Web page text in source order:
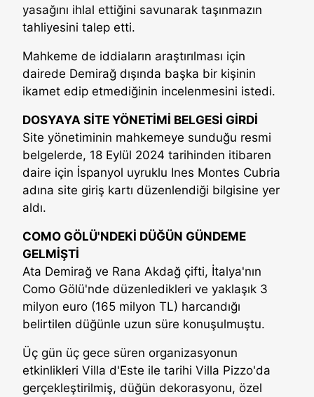
yasağını ihlal ettiğini savunarak taşınmazın
tahliyesini talep etti.
Mahkeme de iddiaların araştırılması için
dairede Demirağ dışında başka bir kişinin
ikamet edip etmediğinin incelenmesini istedi.
DOSYAYA SİTE YÖNETİMİ BELGESİ GİRDİ
Site yönetiminin mahkemeye sunduğu resmi
belgelerde, 18 Eylül 2024 tarihinden itibaren
daire için İspanyol uyruklu Ines Montes Cubria
adına site giriş kartı düzenlendiği bilgisine yer
aldı.
COMO GÖLÜ'NDEKİ DÜĞÜN GÜNDEME
GELMİŞTİ
Ata Demirağ ve Rana Akdağ çifti, İtalya'nın
Como Gölü'nde düzenledikleri ve yaklaşık 3
milyon euro (165 milyon TL) harcandığı
belirtilen düğünle uzun süre konuşulmuştu.
Üç gün üç gece süren organizasyonun
etkinlikleri Villa d'Este ile tarihi Villa Pizzo'da
gerçekleştirilmiş, düğün dekorasyonu, özel